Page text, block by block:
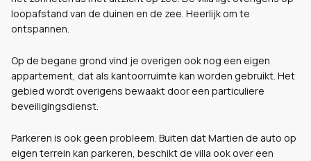
loopafstand van de duinen en de zee. Heerlijk om te
ontspannen.
Op de begane grond vind je overigen ook nog een eigen
appartement, dat als kantoorruimte kan worden gebruikt. Het
gebied wordt overigens bewaakt door een particuliere
beveiligingsdienst.
Parkeren is ook geen probleem. Buiten dat Martien de auto op
eigen terrein kan parkeren, beschikt de villa ook over een